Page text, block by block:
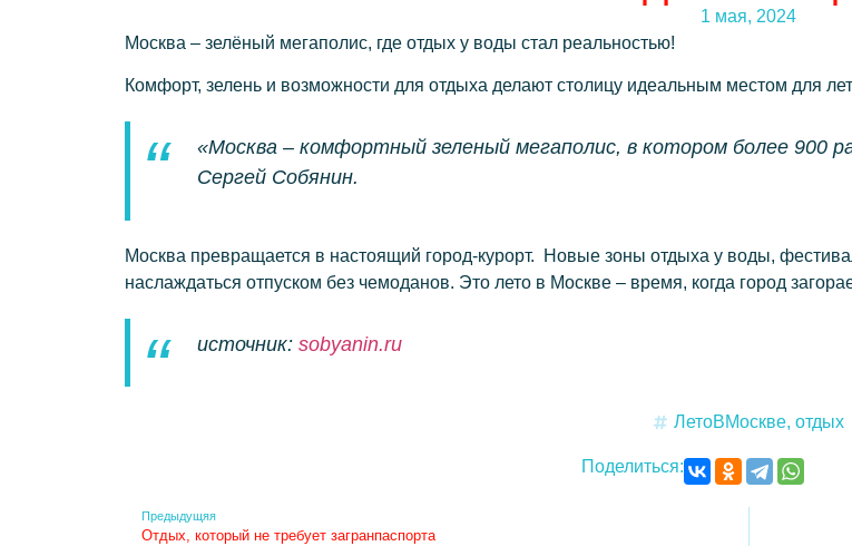
1 мая, 2024
Москва – зелёный мегаполис, где отдых у воды стал реальностью!
Комфорт, зелень и возможности для отдыха делают столицу идеальным местом для
«Москва – комфортный зеленый мегаполис, в котором более 900
Сергей Собянин.
Москва превращается в настоящий город-курорт. Новые зоны отдыха у воды,
наслаждаться отпуском без чемоданов. Это лето в Москве – время, когда город
источник: sobyanin.ru
ЛетоВМоскве, отдых
Поделиться:
Предыдущяя
Отдых, который не требует загранпаспорта